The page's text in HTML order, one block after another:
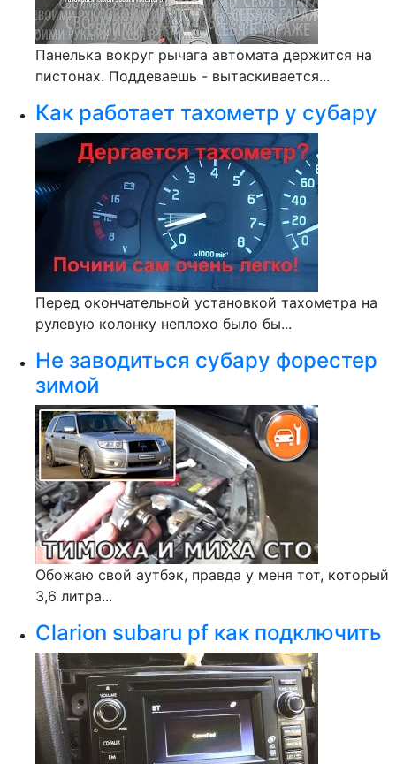
Панелька вокруг рычага автомата держится на
пистонах. Поддеваешь - вытаскивается...
Как работает тахометр у субару
Перед окончательной установкой тахометра на
рулевую колонку неплохо было бы...
Не заводиться субару форестер
зимой
Обожаю свой аутбэк, правда у меня тот, который
3,6 литра...
Clarion subaru pf как подключить